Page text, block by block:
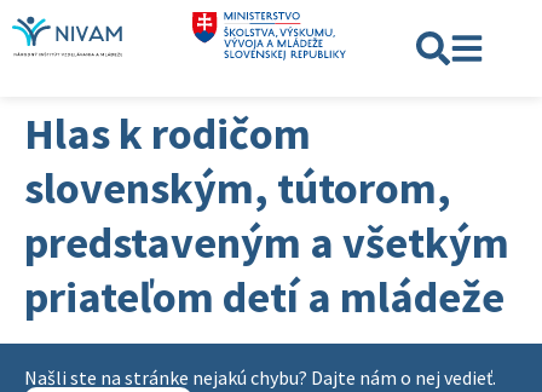
Hlas k rodičom
slovenským, tútorom,
predstaveným a všetkým
priateľom detí a mládeže
Našli ste na stránke nejakú chybu? Dajte nám o nej vedieť.